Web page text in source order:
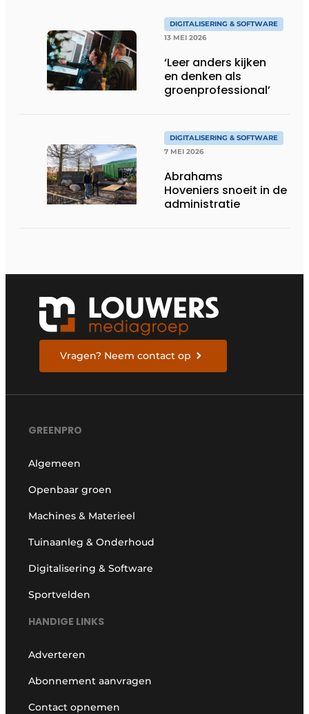
DIGITALISERING & SOFTWARE
13 MEI 2026
‘Leer anders kijken
en denken als
groenprofessional’
DIGITALISERING & SOFTWARE
7 MEI 2026
Abrahams
Hoveniers snoeit in de
administratie
Vragen? Neem contact op
GREENPRO
Algemeen
Openbaar groen
Machines & Materieel
Tuinaanleg & Onderhoud
Digitalisering & Software
Sportvelden
HANDIGE LINKS
Adverteren
Abonnement aanvragen
Contact opnemen